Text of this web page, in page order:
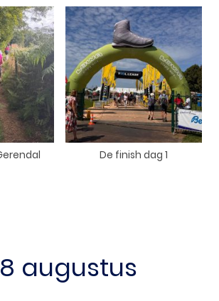
De finish dag 1
augustus